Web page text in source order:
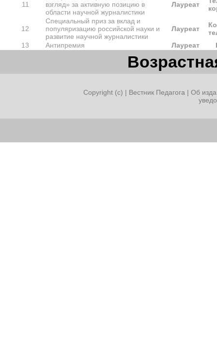
11
взгляд» за активную позицию в
области научной журналистики
Лауреат
12
Специальный приз за вклад и
популяризацию российской науки и
развитие научной журналистики
Лауреат
13
Антипремия Лауреат
Copyright (c) | Вестник Педагога | Об